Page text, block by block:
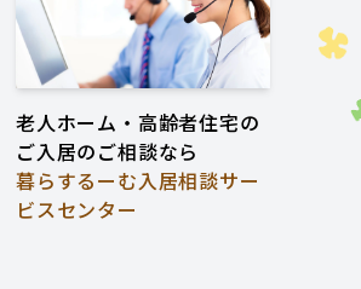
老人ホーム・高齢者住宅の
ご入居のご相談なら
暮らするーむ入居相談サー
ビスセンター